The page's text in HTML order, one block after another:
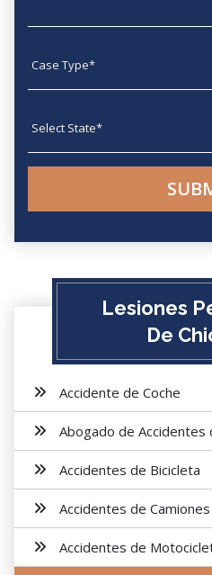
Lesiones
De
Accidente de Coche
Abogado de Accidentes
Accidentes de Bicicleta
Accidentes de Camiones
Accidentes de